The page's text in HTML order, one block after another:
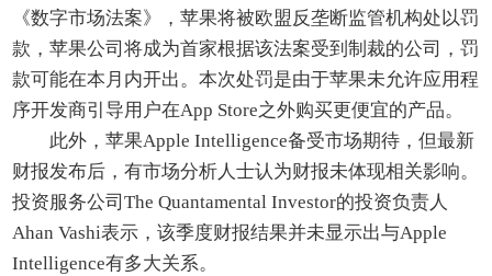
《数字市场法案》，苹果将被欧盟反垄断监管机构处以罚
款，苹果公司将成为首家根据该法案受到制裁的公司，罚
款可能在本月内开出。本次处罚是由于苹果未允许应用程
序开发商引导用户在App Store之外购买更便宜的产品。
此外，苹果Apple Intelligence备受市场期待，但最新
财报发布后，有市场分析人士认为财报未体现相关影响。
投资服务公司The Quantamental Investor的投资负责人
Ahan Vashi表示，该季度财报结果并未显示出与Apple
Intelligence有多大关系。